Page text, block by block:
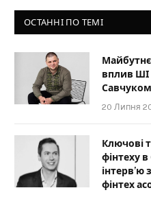
ОСТАННІ ПО ТЕМІ
Майбутнє
вплив ШІ
20 Липня
Ключові
фінтеху в
інтерв’ю
фінтех